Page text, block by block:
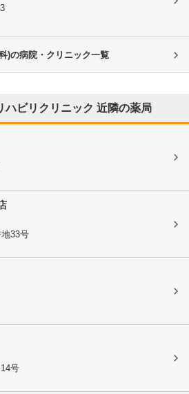
)の病院・クリニック一覧
ハビリクリニック 近隣の薬局
33号
号